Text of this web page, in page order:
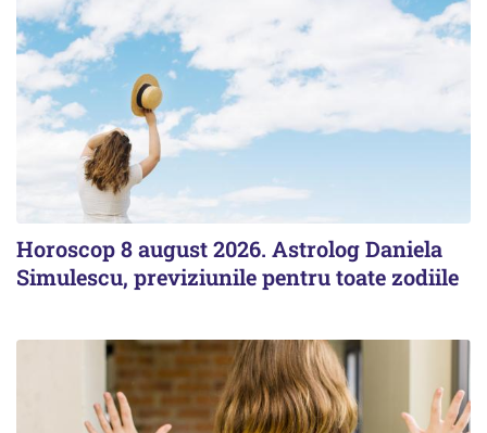
Horoscop 8 august 2026. Astrolog Daniela
Simulescu, previziunile pentru toate zodiile